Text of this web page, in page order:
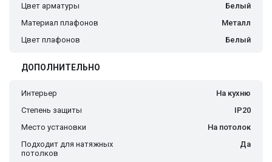
Цвет арматуры
Белый
Материал плафонов
Металл
Цвет плафонов
Белый
ДОПОЛНИТЕЛЬНО
Интерьер
На кухню
Степень защиты
IP20
Место установки
На потолок
Подходит для натяжных
потолков
Да